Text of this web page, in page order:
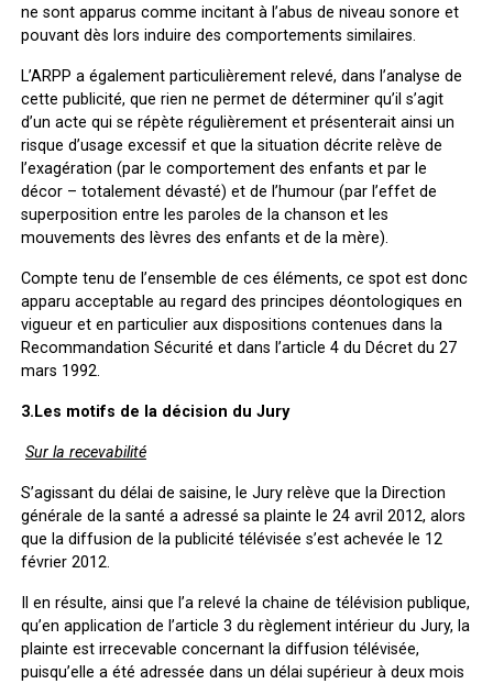
ne sont apparus comme incitant à l’abus de niveau sonore et
pouvant dès lors induire des comportements similaires.
L’ARPP a également particulièrement relevé, dans l’analyse de
cette publicité, que rien ne permet de déterminer qu’il s’agit
d’un acte qui se répète régulièrement et présenterait ainsi un
risque d’usage excessif et que la situation décrite relève de
l’exagération (par le comportement des enfants et par le
décor – totalement dévasté) et de l’humour (par l’effet de
superposition entre les paroles de la chanson et les
mouvements des lèvres des enfants et de la mère).
Compte tenu de l’ensemble de ces éléments, ce spot est donc
apparu acceptable au regard des principes déontologiques en
vigueur et en particulier aux dispositions contenues dans la
Recommandation Sécurité et dans l’article 4 du Décret du 27
mars 1992.
3.Les motifs de la décision du Jury
Sur la recevabilité
S’agissant du délai de saisine, le Jury relève que la Direction
générale de la santé a adressé sa plainte le 24 avril 2012, alors
que la diffusion de la publicité télévisée s’est achevée le 12
février 2012.
Il en résulte, ainsi que l’a relevé la chaine de télévision publique,
qu’en application de l’article 3 du règlement intérieur du Jury, la
plainte est irrecevable concernant la diffusion télévisée,
puisqu’elle a été adressée dans un délai supérieur à deux mois